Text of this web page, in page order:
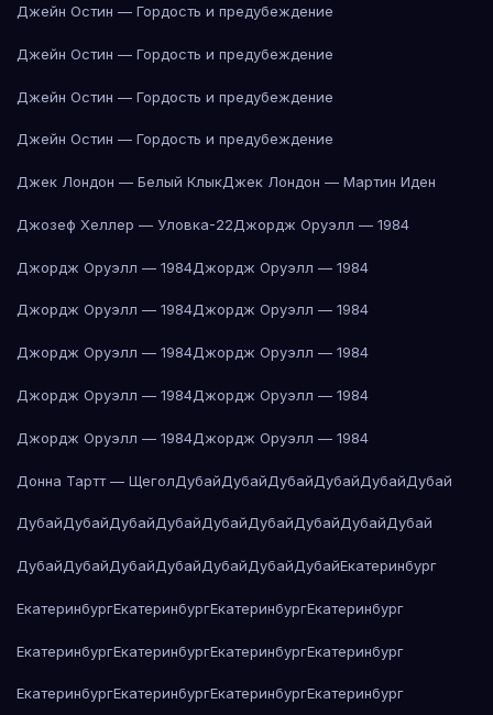
Джейн Остин — Гордость и предубеждение
Джейн Остин — Гордость и предубеждение
Джейн Остин — Гордость и предубеждение
Джейн Остин — Гордость и предубеждение
Джек Лондон — Белый КлыкДжек Лондон — Мартин Иден
Джозеф Хеллер — Уловка-22Джордж Оруэлл — 1984
Джордж Оруэлл — 1984Джордж Оруэлл — 1984
Джордж Оруэлл — 1984Джордж Оруэлл — 1984
Джордж Оруэлл — 1984Джордж Оруэлл — 1984
Джордж Оруэлл — 1984Джордж Оруэлл — 1984
Джордж Оруэлл — 1984Джордж Оруэлл — 1984
Донна Тартт — ЩеголДубайДубайДубайДубайДубайДубай
ДубайДубайДубайДубайДубайДубайДубайДубайДубай
ДубайДубайДубайДубайДубайДубайДубайЕкатеринбург
ЕкатеринбургЕкатеринбургЕкатеринбургЕкатеринбург
ЕкатеринбургЕкатеринбургЕкатеринбургЕкатеринбург
ЕкатеринбургЕкатеринбургЕкатеринбургЕкатеринбург